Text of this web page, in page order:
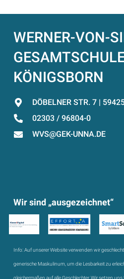
WERNER-VON-
KÖNIGSBORN
DÖBELNER STR. 7 |
02303 / 96804-0
WVS@GEK-UNNA.DE
Wir sind „ausgezeichnet“
Info:Auf unserer Website verwenden wir
generische Maskulinum, um die Lesbarkeit zu
gleichermaßen auf alle Geschlechter. Wir setzen